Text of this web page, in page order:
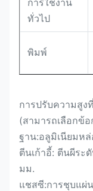
การใช้งาน
ทั่วไป
พิมพ์
การปรับความสู
(สามารถเลือกข้
ฐาน:อลูมิเนียมหล่
ตีนเก้าอี้: ตีนผีระ
มม.
แชสซี:การชุบแผ่